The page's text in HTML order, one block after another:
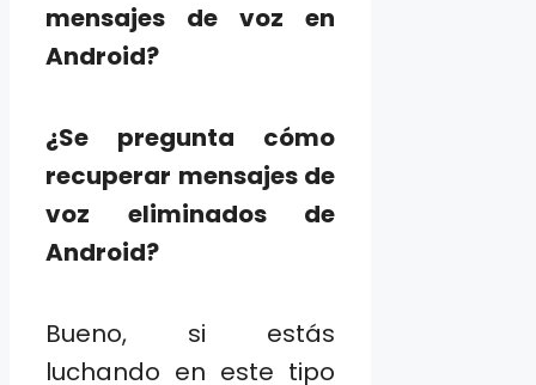
mensajes de voz en
Android?
¿Se pregunta cómo
recuperar mensajes de
voz eliminados de
Android?
Bueno, si estás
luchando en este tipo